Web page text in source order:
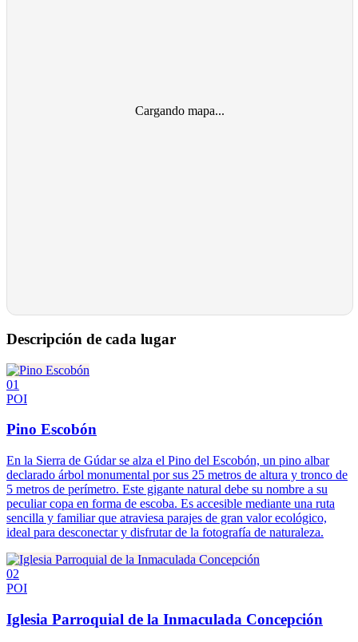
Cargando mapa...
Descripción de cada lugar
01
POI
Pino Escobón
En la Sierra de Gúdar se alza el Pino del Escobón, un pino albar
declarado árbol monumental por sus 25 metros de altura y tronco de
5 metros de perímetro. Este gigante natural debe su nombre a su
peculiar copa en forma de escoba. Es accesible mediante una ruta
sencilla y familiar que atraviesa parajes de gran valor ecológico,
ideal para desconectar y disfrutar de la fotografía de naturaleza.
02
POI
Iglesia Parroquial de la Inmaculada Concepción